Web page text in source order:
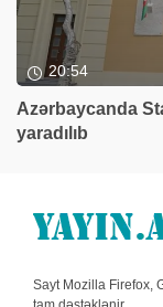
20:54
Azərbaycanda
yaradılıb
Sayt Mozilla Firefox,